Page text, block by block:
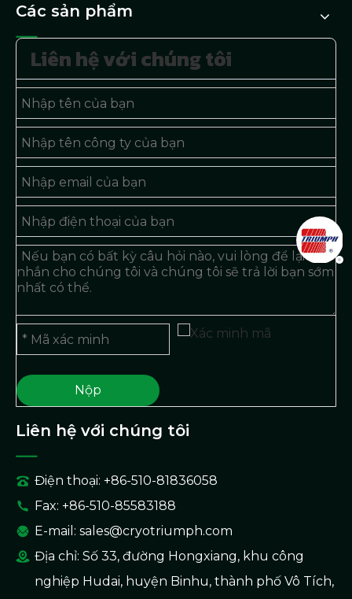
Các sản phẩm
Liên hệ với chúng tôi
Nộp
Liên hệ với chúng tôi
Điện thoại: +86-510-81836058
Fax: +86-510-85583188
E-mail: sales@cryotriumph.com
Địa chỉ: Số 33, đường Hongxiang, khu công
nghiệp Hudai, huyện Binhu, thành phố Vô Tích,